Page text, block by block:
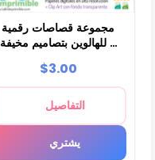
مجموعة قصاصات رقمية
للهالوين بتصاميم مخيفة -
$3.00
التفاصيل
يشتري